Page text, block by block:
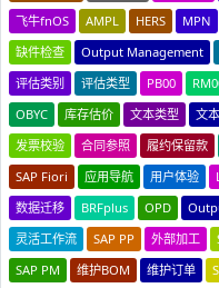
飞牛fnOS
AMPL HERS MPN
缺件检查
Output Management
评估类别
评估类型 PB00
OBYC
库存估价 文本类型 文
发票校验
合同参照 履约保留款
SAP Fiori
应用导航 用户体验
数据迁移
BRFplus OPD
灵活工作流
SAP PP 外部加工
SAP PM
维护BOM 维护订单